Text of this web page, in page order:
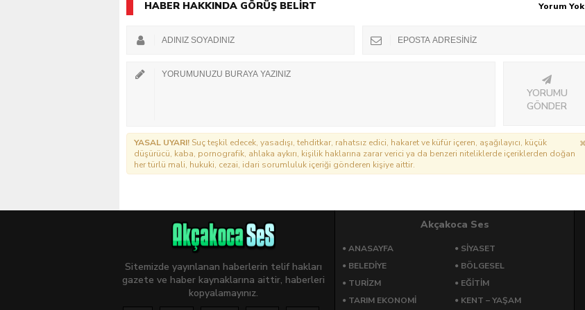
HABER HAKKINDA GÖRÜŞ BELİRT Yorum Yok
YORUMU
GÖNDER
YASAL UYARI! Suç teşkil edecek, yasadışı, tehditkar, rahatsız edici, hakaret ve küfür içeren, aşağılayıcı, küçük
düşürücü, kaba, pornografik, ahlaka aykırı, kişilik haklarına zarar verici ya da benzeri niteliklerde içeriklerden doğan
her türlü mali, hukuki, cezai, idari sorumluluk içeriği gönderen kişiye aittir.
Sitemizde yayınlanan haberlerin telif hakları
gazete ve haber kaynaklarına aittir, haberleri
kopyalamayınız.
Akçakoca Ses
ANASAYFA
SİYASET
BELEDİYE
BÖLGESEL
TURİZM
EĞİTİM
TARIM EKONOMİ
KENT – YAŞAM